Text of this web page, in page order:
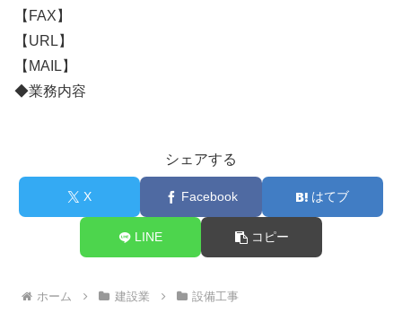
【FAX】
【URL】
【MAIL】
◆業務内容
シェアする
X Facebook はてブ
LINE コピー
ホーム 建設業 設備工事